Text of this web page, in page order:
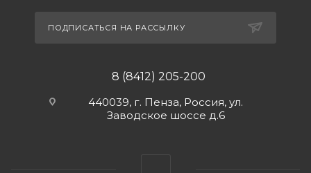
ПОДПИСАТЬСЯ НА РАССЫЛКУ
8 (8412) 205-200
440039, г. Пенза, Россия, ул.
Заводское шоссе д.6